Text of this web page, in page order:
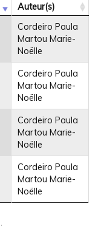
Auteur(s)
Cordeiro Paula
Martou Marie-
Noëlle
Cordeiro Paula
Martou Marie-
Noëlle
Cordeiro Paula
Martou Marie-
Noëlle
Cordeiro Paula
Martou Marie-
Noëlle